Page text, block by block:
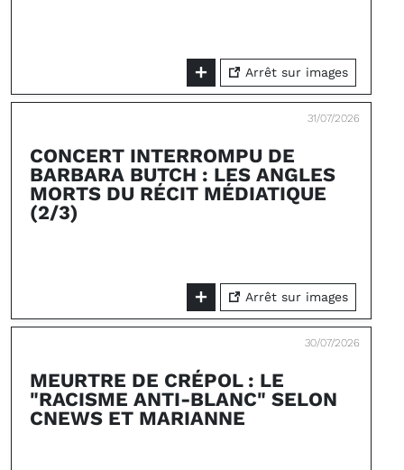
Arrêt sur images
31/07/2026
CONCERT INTERROMPU DE
BARBARA BUTCH : LES ANGLES
MORTS DU RÉCIT MÉDIATIQUE
(2/3)
Arrêt sur images
30/07/2026
MEURTRE DE CRÉPOL : LE
"RACISME ANTI-BLANC" SELON
CNEWS ET MARIANNE